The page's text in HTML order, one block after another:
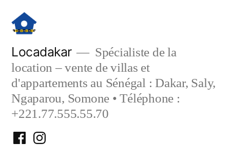
contenu
Locadakar
Spécialiste de la
location – vente de villas et
d'appartements au Sénégal : Dakar, Saly,
Ngaparou, Somone • Téléphone :
+221.77.555.55.70
FacebookInstagram